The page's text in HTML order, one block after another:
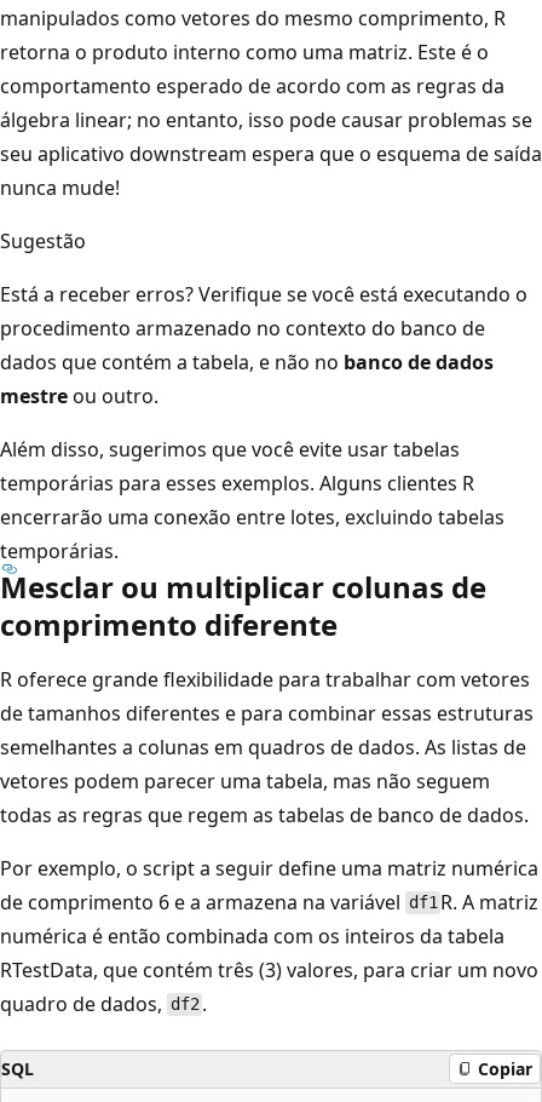
manipulados como vetores do mesmo comprimento, R
retorna o produto interno como uma matriz. Este é o
comportamento esperado de acordo com as regras da
álgebra linear; no entanto, isso pode causar problemas se
seu aplicativo downstream espera que o esquema de saída
nunca mude!
Sugestão
Está a receber erros? Verifique se você está executando o
procedimento armazenado no contexto do banco de
dados que contém a tabela, e não no banco de dados
mestreou outro.
Além disso, sugerimos que você evite usar tabelas
temporárias para esses exemplos. Alguns clientes R
encerrarão uma conexão entre lotes, excluindo tabelas
temporárias.
Mesclar ou multiplicar colunas de
comprimento diferente
R oferece grande flexibilidade para trabalhar com vetores
de tamanhos diferentes e para combinar essas estruturas
semelhantes a colunas em quadros de dados. As listas de
vetores podem parecer uma tabela, mas não seguem
todas as regras que regem as tabelas de banco de dados.
Por exemplo, o script a seguir define uma matriz numérica
de comprimento 6 e a armazena na variável df1 R. A matriz
numérica é então combinada com os inteiros da tabela
RTestData, que contém três (3) valores, para criar um novo
quadro de dados, df2 .
SQL Copiar